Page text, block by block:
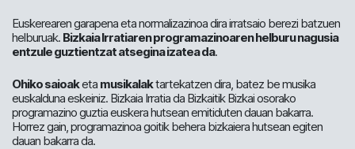
Euskerearen garapena eta normalizazinoa dira irratsaio berezi batzuen
helburuak. Bizkaia Irratiaren programazinoaren helburu nagusia
entzule guztientzat atsegina izatea da.
Ohiko saioaketa musikalaktartekatzen dira, batez be musika
euskalduna eskeiniz. Bizkaia Irratia da Bizkaitik Bizkai osorako
programazino guztia euskera hutsean emitiduten dauan bakarra.
Horrez gain, programazinoa goitik behera bizkaiera hutsean egiten
dauan bakarra da.